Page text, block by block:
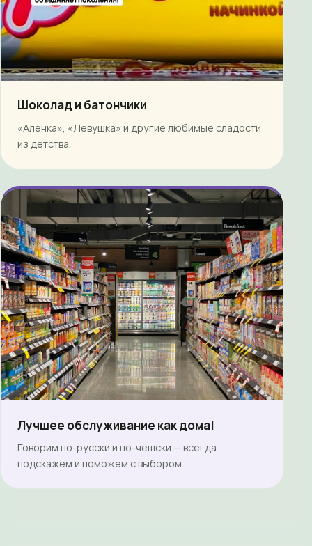
Шоколад и батончики
«Алёнка», «Левушка» и другие любимые сладости
из детства.
Лучшее обслуживание как дома!
Говорим по-русски и по-чешски — всегда
подскажем и поможем с выбором.